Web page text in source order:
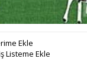
Ekle
Listeme Ekle